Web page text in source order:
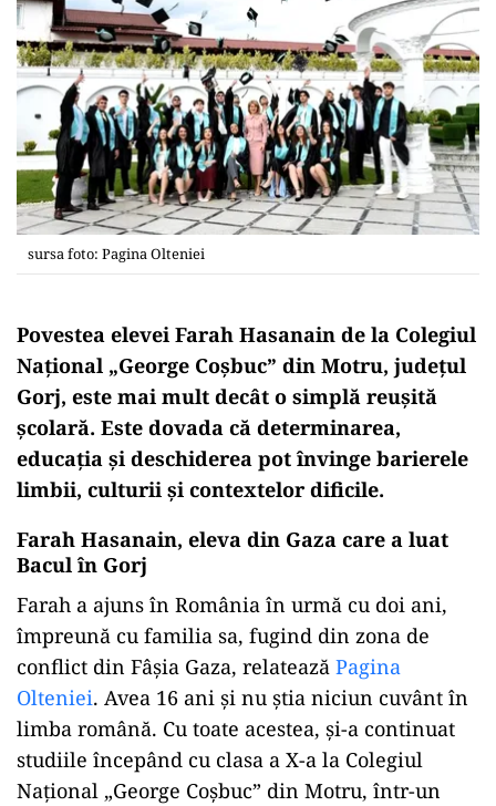
sursa foto: Pagina Olteniei
Povestea elevei Farah Hasanain de la Colegiul
Național „George Coșbuc” din Motru, județul
Gorj, este mai mult decât o simplă reușită
școlară. Este dovada că determinarea,
educația și deschiderea pot învinge barierele
limbii, culturii și contextelor dificile.
Farah Hasanain, eleva din Gaza care a luat
Bacul în Gorj
Farah a ajuns în România în urmă cu doi ani,
împreună cu familia sa, fugind din zona de
conflict din Fâșia Gaza, relatează Pagina
Olteniei. Avea 16 ani și nu știa niciun cuvânt în
limba română. Cu toate acestea, și-a continuat
studiile începând cu clasa a X-a la Colegiul
Național „George Coșbuc” din Motru, într-un